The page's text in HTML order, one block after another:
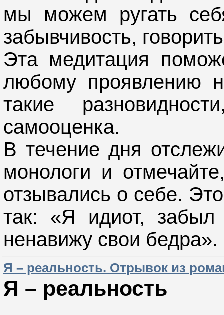
мы можем ругать
забывчивость,
Эта медитация
любому проявлению
такие
самооценка.
В течение дня
монологи и
отзывались о себе.
так: «Я идиот,
ненавижу свои бедра».
Я – реальность. Отрывок из
Я – реальность